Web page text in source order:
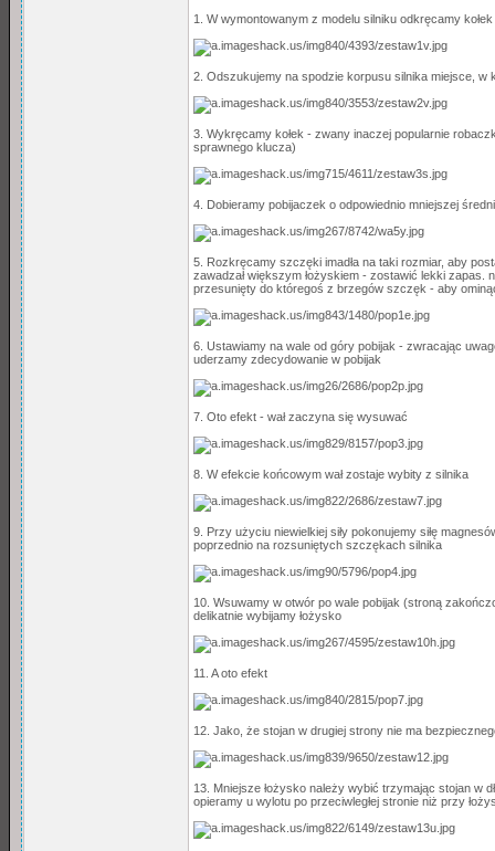
1. W wymontowanym z modelu silniku odkręcamy
2. Odszukujemy na spodzie korpusu silnika miejsce, w
3. Wykręcamy kołek - zwany inaczej popularnie
sprawnego klucza)
4. Dobieramy pobijaczek o odpowiednio mniejszej
5. Rozkręcamy szczęki imadła na taki rozmiar, aby
zawadzał większym łożyskiem - zostawić lekki
przesunięty do któregoś z brzegów szczęk - aby
6. Ustawiamy na wale od góry pobijak - zwracając
uderzamy zdecydowanie w pobijak
7. Oto efekt - wał zaczyna się wysuwać
8. W efekcie końcowym wał zostaje wybity z silnika
9. Przy użyciu niewielkiej siły pokonujemy siłę
poprzednio na rozsuniętych szczękach silnika
10. Wsuwamy w otwór po wale pobijak (stroną
delikatnie wybijamy łożysko
11. A oto efekt
12. Jako, że stojan w drugiej strony nie ma
13. Mniejsze łożysko należy wybić trzymając stojan w
opieramy u wylotu po przeciwległej stronie niż przy